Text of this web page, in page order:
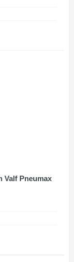
Valf Pneumax